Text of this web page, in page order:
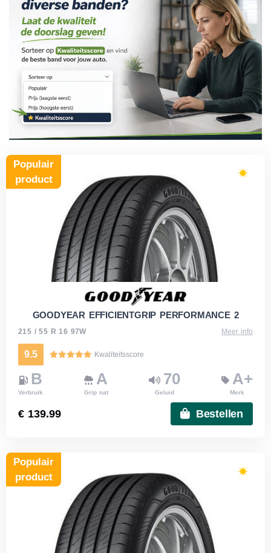
Populair
product
GOODYEAR EFFICIENTGRIP PERFORMANCE 2
215 / 55 R 16 97W Meer info
9.5 Kwaliteitsscore
B
Verbruik
A
Grip nat
70
Geluid
A+
Merk
€ 139.99 Bestellen
Populair
product